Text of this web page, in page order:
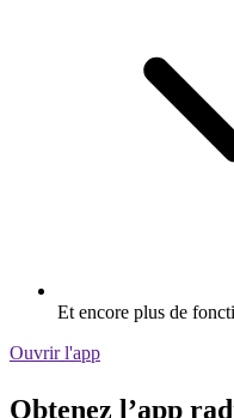
Et encore plus de
Ouvrir l'app
Obtenez l’app